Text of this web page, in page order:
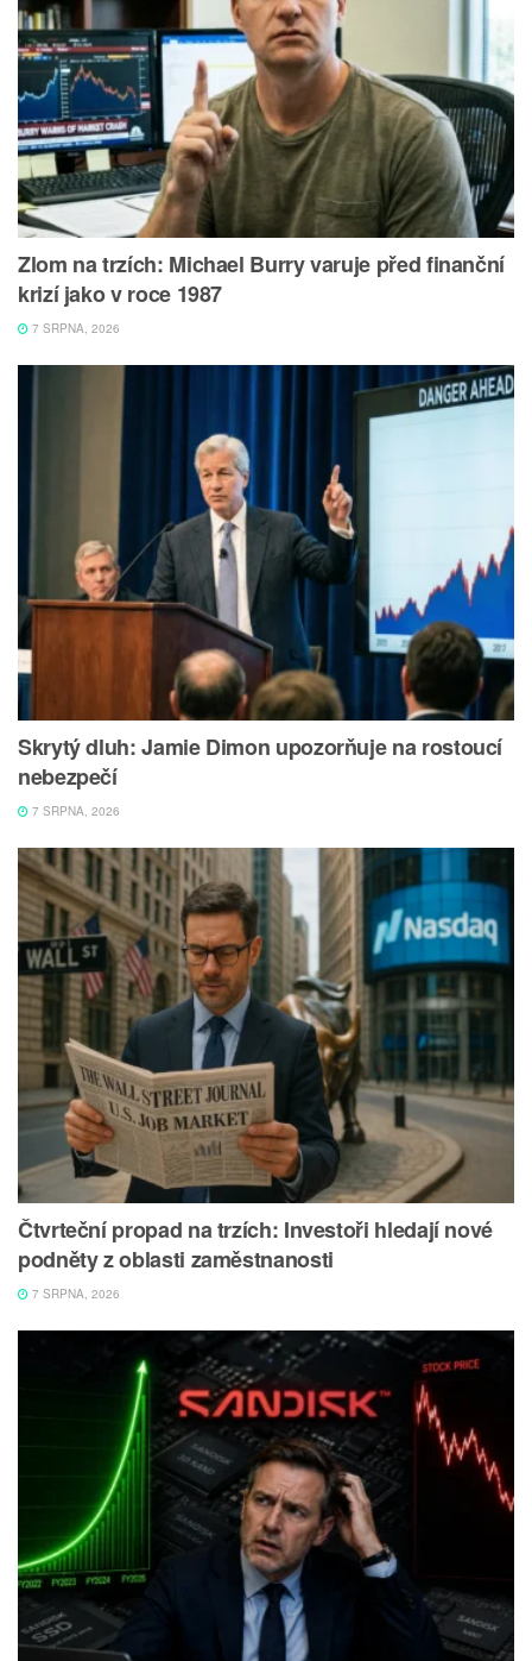
Zlom na trzích: Michael Burry varuje před finanční
krizí jako v roce 1987
7 SRPNA, 2026
Skrytý dluh: Jamie Dimon upozorňuje na rostoucí
nebezpečí
7 SRPNA, 2026
Čtvrteční propad na trzích: Investoři hledají nové
podněty z oblasti zaměstnanosti
7 SRPNA, 2026